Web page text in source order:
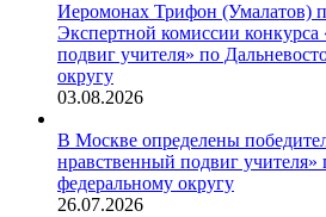
Иеромонах Трифон (Умалатов)
Экспертной комиссии конкурса
подвиг учителя» по
округу
03.08.2026
В Москве определены
нравственный подвиг
федеральному округу
26.07.2026